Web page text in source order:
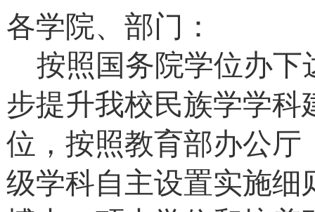
各学院、部门：
按照 国务院学位办
步提升我校民族学学
位，按照教育部办公厅
级学科自主设置实施细